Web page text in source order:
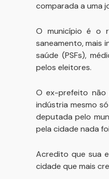
comparada a uma
O município é o
saneamento, mais
saúde (PSFs),
pelos eleitores.
O ex-prefeito não
indústria mesmo
deputada pelo
pela cidade nada
Acredito que sua
cidade que mais